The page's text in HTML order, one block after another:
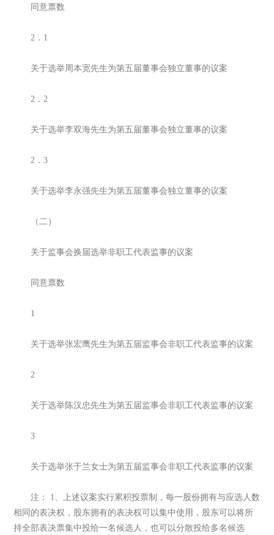
同意票数
2．1
关于选举周本宽先生为第五届董事会独立董事的议案
2．2
关于选举李双海先生为第五届董事会独立董事的议案
2．3
关于选举李永强先生为第五届董事会独立董事的议案
（二）
关于监事会换届选举非职工代表监事的议案
同意票数
1
关于选举张宏鹰先生为第五届监事会非职工代表监事的议案
2
关于选举陈汉忠先生为第五届监事会非职工代表监事的议案
3
关于选举张于兰女士为第五届监事会非职工代表监事的议案
注： 1、上述议案实行累积投票制，每一股份拥有与应选人数
相同的表决权，股东拥有的表决权可以集中使用，股东可以将所
持全部表决票集中投给一名候选人，也可以分散投给多名候选